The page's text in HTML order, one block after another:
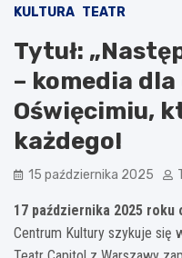
KULTURA TEATR
Tytuł:
– komedia
Oświęcimiu,
każdego!
15 października 2025
17 października 2025 roku
Centrum Kultury szykuje się